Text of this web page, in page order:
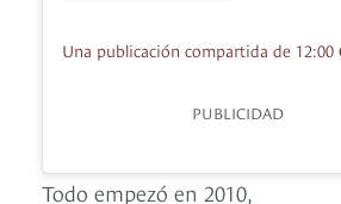
PUBLICIDAD
Todo empezó en 2010,